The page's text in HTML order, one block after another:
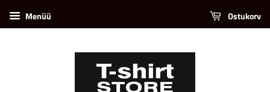
Menüü Ostukorv